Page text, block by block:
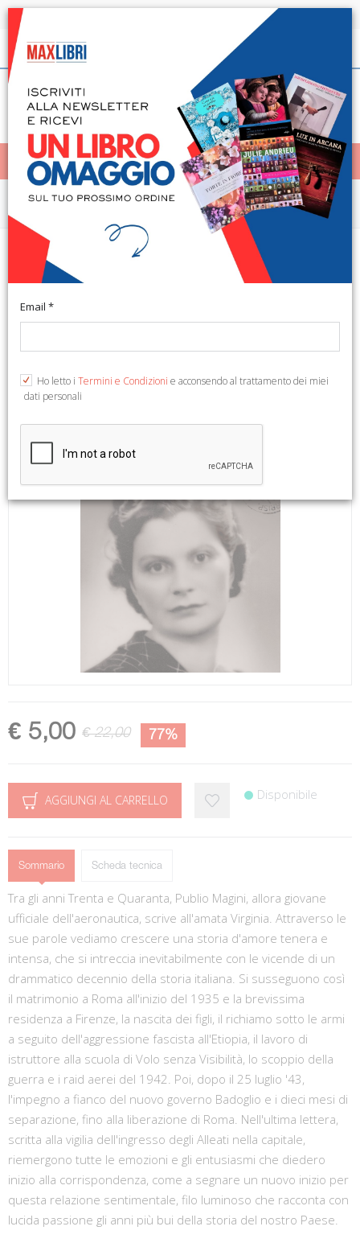
Spedizione in 24h per tutti i libri disponibili
Italiano
< Home
MENÙ
Lettere d'amore a mia moglie.
1932-1944
€ 5,00 € 22,00 77%
AGGIUNGI AL CARRELLO Disponibile
Sommario Scheda tecnica
Tra gli anni Trenta e Quaranta, Publio Magini, allora giovane
ufficiale dell'aeronautica, scrive all'amata Virginia. Attraverso le
sue parole vediamo crescere una storia d'amore tenera e
intensa, che si intreccia inevitabilmente con le vicende di un
drammatico decennio della storia italiana. Si susseguono così
il matrimonio a Roma all'inizio del 1935 e la brevissima
residenza a Firenze, la nascita dei figli, il richiamo sotto le armi
a seguito dell'aggressione fascista all'Etiopia, il lavoro di
istruttore alla scuola di Volo senza Visibilità, lo scoppio della
guerra e i raid aerei del 1942. Poi, dopo il 25 luglio '43,
l'impegno a fianco del nuovo governo Badoglio e i dieci mesi di
separazione, fino alla liberazione di Roma. Nell'ultima lettera,
scritta alla vigilia dell'ingresso degli Alleati nella capitale,
riemergono tutte le emozioni e gli entusiasmi che diedero
inizio alla corrispondenza, come a segnare un nuovo inizio per
questa relazione sentimentale, filo luminoso che racconta con
lucida passione gli anni più bui della storia del nostro Paese.
Email *
Ho letto i Termini e Condizioni e acconsendo al trattamento dei miei
dati personali